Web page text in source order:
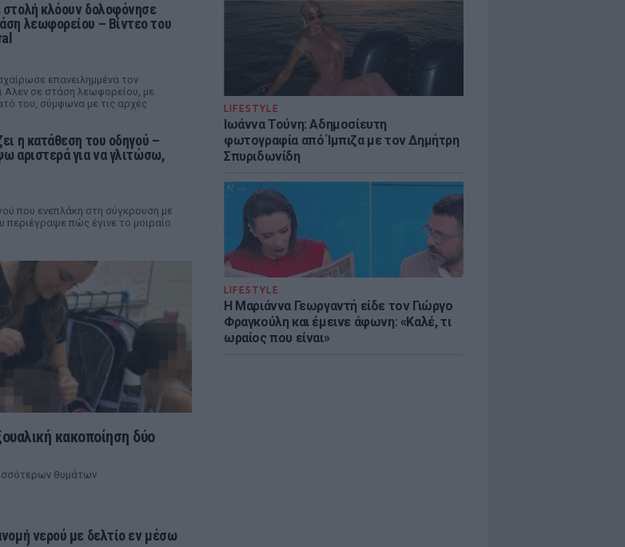
LIFESTYLE
Ιωάννα Τούνη: Αδημοσίευτη
φωτογραφία από Ίμπιζα με τον Δημήτρη
Σπυριδωνίδη
LIFESTYLE
Η Μαριάννα Γεωργαντή είδε τον Γιώργο
Φραγκούλη και έμεινε άφωνη: «Καλέ, τι
ωραίος που είναι»
κλόουν δολοφόνησε
λεωφορείου – Βίντεο του
επανειλημμένα τον
Αλεν σε στάση λεωφορείου, με
του, σύμφωνα με τις αρχές
η κατάθεση του οδηγού –
αριστερά για να γλιτώσω,
που ενεπλάκη στη σύγκρουση με
περιέγραψε πώς έγινε το μοιραίο
κακοποίηση δύο
θυμάτων
νερού με δελτίο εν μέσω